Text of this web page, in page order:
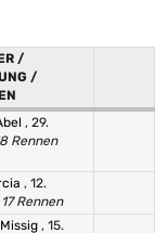
/
/
, 29.
Rennen
, 12.
Rennen
, 15.